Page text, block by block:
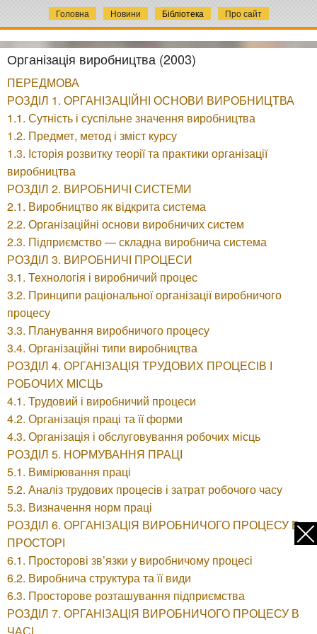
Головна Новини Бібліотека Про сайт
Організація виробництва (2003)
ПЕРЕДМОВА
РОЗДІЛ 1. ОРГАНІЗАЦІЙНІ ОСНОВИ ВИРОБНИЦТВА
1.1. Сутність і суспільне значення виробництва
1.2. Предмет, метод і зміст курсу
1.3. Історія розвитку теорії та практики організації
виробництва
РОЗДІЛ 2. ВИРОБНИЧІ СИСТЕМИ
2.1. Виробництво як відкрита система
2.2. Організаційні основи виробничих систем
2.3. Підприємство — складна виробнича система
РОЗДІЛ 3. ВИРОБНИЧІ ПРОЦЕСИ
3.1. Технологія і виробничий процес
3.2. Принципи раціональної організації виробничого
процесу
3.3. Планування виробничого процесу
3.4. Організаційні типи виробництва
РОЗДІЛ 4. ОРГАНІЗАЦІЯ ТРУДОВИХ ПРОЦЕСІВ І
РОБОЧИХ МІСЦЬ
4.1. Трудовий і виробничий процеси
4.2. Організація праці та її форми
4.3. Організація і обслуговування робочих місць
РОЗДІЛ 5. НОРМУВАННЯ ПРАЦІ
5.1. Вимірювання праці
5.2. Аналіз трудових процесів і затрат робочого часу
5.3. Визначення норм праці
РОЗДІЛ 6. ОРГАНІЗАЦІЯ ВИРОБНИЧОГО ПРОЦЕСУ В
ПРОСТОРІ
6.1. Просторові зв’язки у виробничому процесі
6.2. Виробнича структура та її види
6.3. Просторове розташування підприємства
РОЗДІЛ 7. ОРГАНІЗАЦІЯ ВИРОБНИЧОГО ПРОЦЕСУ В
ЧАСІ